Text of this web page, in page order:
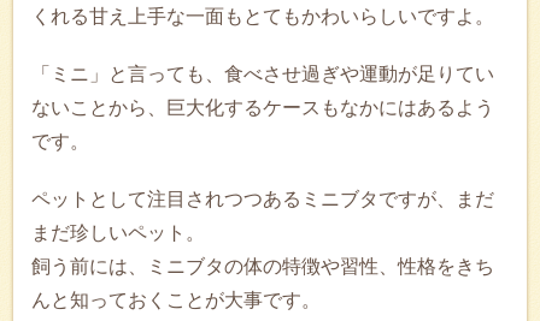
くれる甘え上手な一面もとてもかわいらしいですよ。
「ミニ」と言っても、食べさせ過ぎや運動が足りてい
ないことから、巨大化するケースもなかにはあるよう
です。
ペットとして注目されつつあるミニブタですが、まだ
まだ珍しいペット。
飼う前には、ミニブタの体の特徴や習性、性格をきち
んと知っておくことが大事です。